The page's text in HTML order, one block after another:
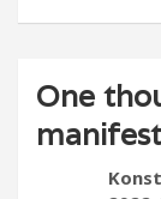
One